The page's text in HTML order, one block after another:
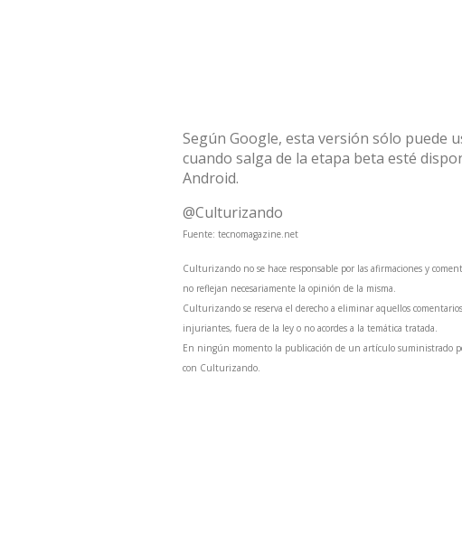
Según Google, esta versión sólo puede
cuando salga de la etapa beta esté
Android.
@Culturizando
Fuente: tecnomagazine.net
Culturizando no se hace responsable por las afirmaciones y
no reflejan necesariamente la opinión de la misma.
Culturizando se reserva el derecho a eliminar aquellos
injuriantes, fuera de la ley o no acordes a la temática tratada.
En ningún momento la publicación de un artículo suministrado
con Culturizando.